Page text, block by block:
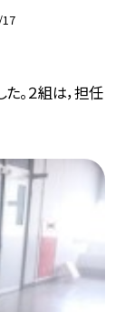
。２組は，担任